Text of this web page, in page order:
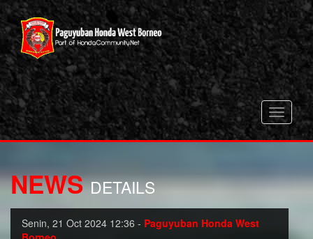
Toggle
NEWS DETAILS
Senin, 21 Oct 2024 12:36 - Paguyuban Honda West